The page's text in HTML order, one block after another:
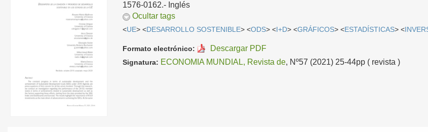
1576-0162.- Inglés
Ocultar tags
<UE> <DESARROLLO SOSTENIBLE> <ODS> < I+D> <GRÁFICOS> <ESTADÍSTICAS> <
Formato electrónico: Descargar PDF
Signatura: ECONOMIA MUNDIAL, Revista de, Nº57 (2021) 25-44pp ( revista )